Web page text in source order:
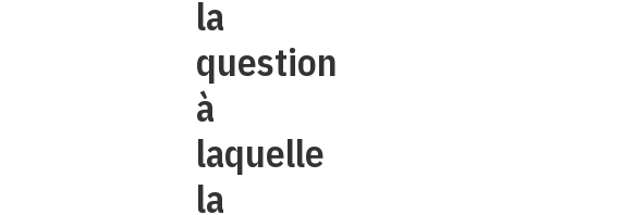
la
question
à
laquelle
la